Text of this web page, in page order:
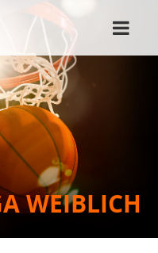
WEIBLICH